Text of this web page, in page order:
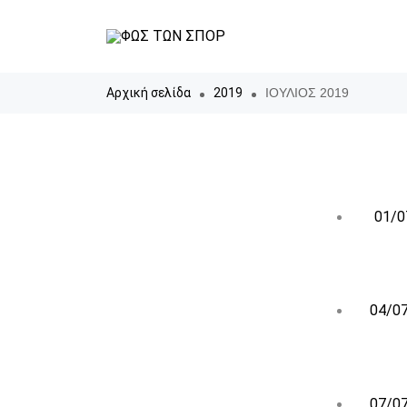
Αρχική σελίδα 2019 ΙΟΥΛΙΟΣ 2019
01/
04/